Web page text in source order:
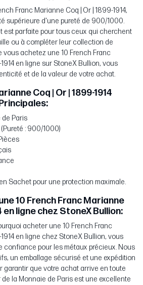
Franc Marianne Coq | Or | 1899-1914,
supérieure d'une pureté de 900/1000.
est parfaite pour tous ceux qui cherchent
ou à compléter leur collection de
vous achetez une 10 French Franc
en ligne sur StoneX Bullion, vous
et de la valeur de votre achat.
Coq | Or | 1899-1914
de Paris
: 900/1000)
Sachet pour une protection maximale.
10 French Franc Marianne
en ligne chez StoneX Bullion:
acheter une 10 French Franc
en ligne chez StoneX Bullion, vous
confiance pour les métaux précieux. Nous
un emballage sécurisé et une expédition
garantir que votre achat arrive en toute
la Monnaie de Paris est une excellente